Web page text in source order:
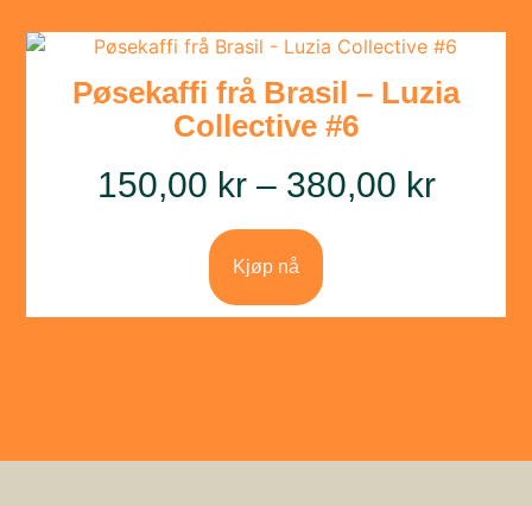
Pøsekaffi frå Brasil – Luzia
Collective #6
150,00 kr – 380,00 kr
Kjøp nå